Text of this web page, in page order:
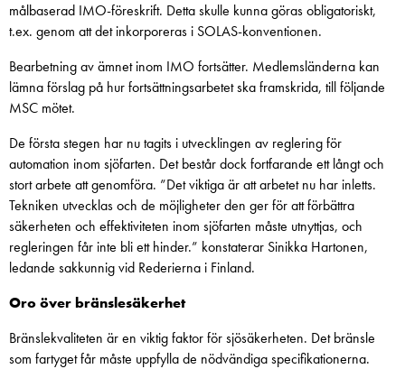
målbaserad IMO-föreskrift. Detta skulle kunna göras obligatoriskt,
t.ex. genom att det inkorporeras i SOLAS-konventionen.
Bearbetning av ämnet inom IMO fortsätter. Medlemsländerna kan
lämna förslag på hur fortsättningsarbetet ska framskrida, till följande
MSC mötet.
De första stegen har nu tagits i utvecklingen av reglering för
automation inom sjöfarten. Det består dock fortfarande ett långt och
stort arbete att genomföra. ”Det viktiga är att arbetet nu har inletts.
Tekniken utvecklas och de möjligheter den ger för att förbättra
säkerheten och effektiviteten inom sjöfarten måste utnyttjas, och
regleringen får inte bli ett hinder.” konstaterar Sinikka Hartonen,
ledande sakkunnig vid Rederierna i Finland.
Oro över bränslesäkerhet
Bränslekvaliteten är en viktig faktor för sjösäkerheten. Det bränsle
som fartyget får måste uppfylla de nödvändiga specifikationerna.